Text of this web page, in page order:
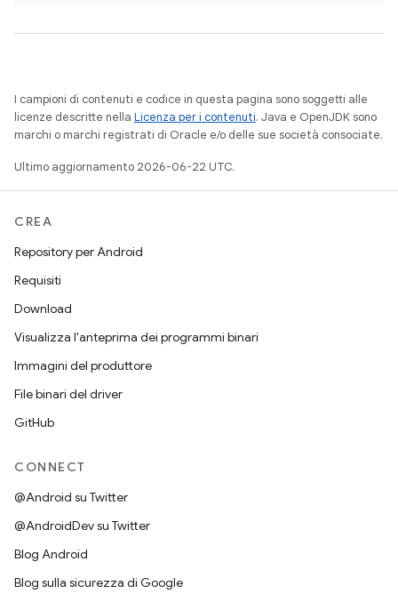
I campioni di contenuti e codice in questa pagina sono soggetti alle
licenze descritte nella Licenza per i contenuti. Java e OpenJDK sono
marchi o marchi registrati di Oracle e/o delle sue società consociate.
Ultimo aggiornamento 2026-06-22 UTC.
CREA
Repository per Android
Requisiti
Download
Visualizza l'anteprima dei programmi binari
Immagini del produttore
File binari del driver
GitHub
CONNECT
@Android su Twitter
@AndroidDev su Twitter
Blog Android
Blog sulla sicurezza di Google